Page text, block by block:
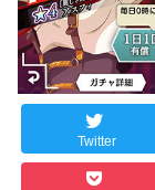
Twitter